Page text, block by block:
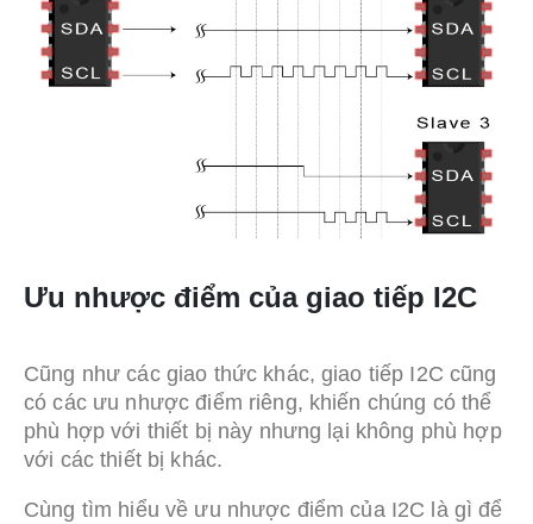
Ưu nhược điểm của giao tiếp I2C
Cũng như các giao thức khác, giao tiếp I2C cũng
có các ưu nhược điểm riêng, khiến chúng có thể
phù hợp với thiết bị này nhưng lại không phù hợp
với các thiết bị khác.
Cùng tìm hiểu về ưu nhược điểm của I2C là gì để